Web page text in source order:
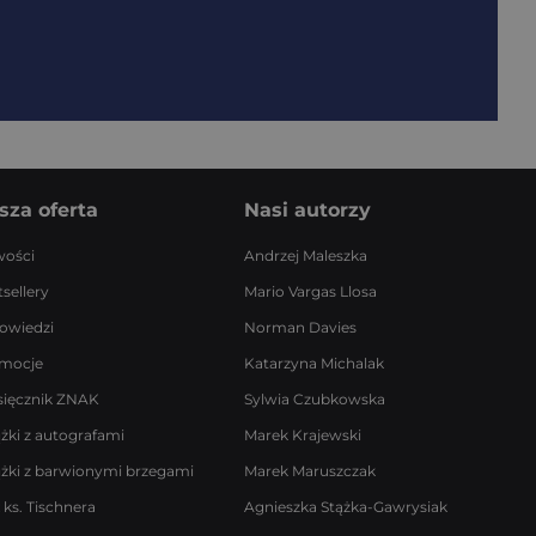
oferta
ZNAK
z autografami
z barwionymi brzegami
ks. Tischnera
Nasi autorzy
Andrzej Maleszka
Mario Vargas Llosa
Norman Davies
Katarzyna Michalak
Sylwia Czubkowska
Marek Krajewski
Marek Maruszczak
Agnieszka Stążka-Gawrysiak